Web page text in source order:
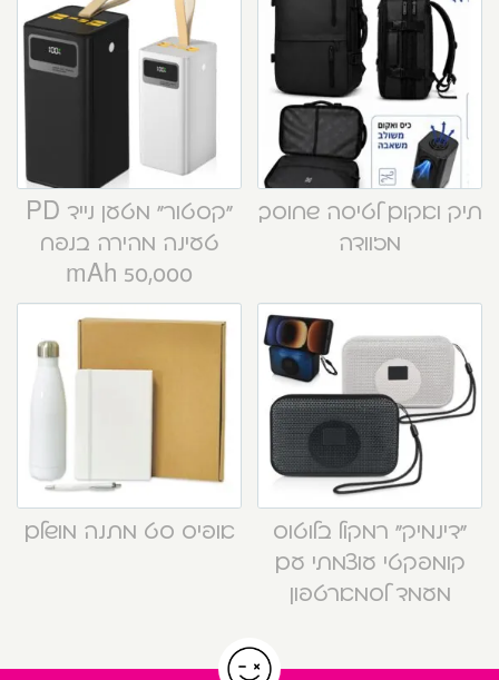
תיק ואקום לטיסה שחוסך
מזוודה
“קסטור” מטען נייד PD
טעינה מהירה בנפח
50,000 mAh
“דינמיק” רמקול בלוטוס
קומפקטי עוצמתי עם
מעמד לסמארטפון
אופיס סט מתנה מושלם